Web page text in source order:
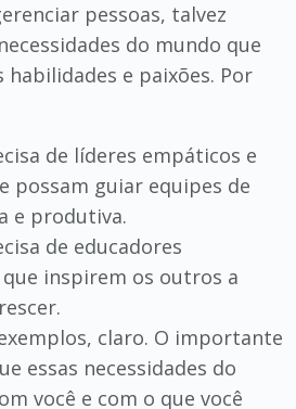
pessoas, talvez
do mundo que
habilidades e paixões. Por
de líderes empáticos e
possam guiar equipes de
e produtiva.
de educadores
inspirem os outros a
claro. O importante
essas necessidades do
você e com o que você